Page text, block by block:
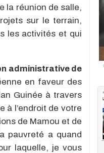
la réunion de salle,
sur le terrain,
les activités et qui
administrative de
en faveur des
Guinée à travers
à l’endroit de votre
de Mamou et de
pauvreté a quand
laquelle, je vous